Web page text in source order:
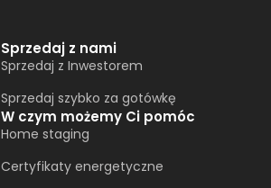
Sprzedaj z nami
Sprzedaj z Inwestorem
Sprzedaj szybko za gotówkę
W czym możemy Ci pomóc
Home staging
Certyfikaty energetyczne